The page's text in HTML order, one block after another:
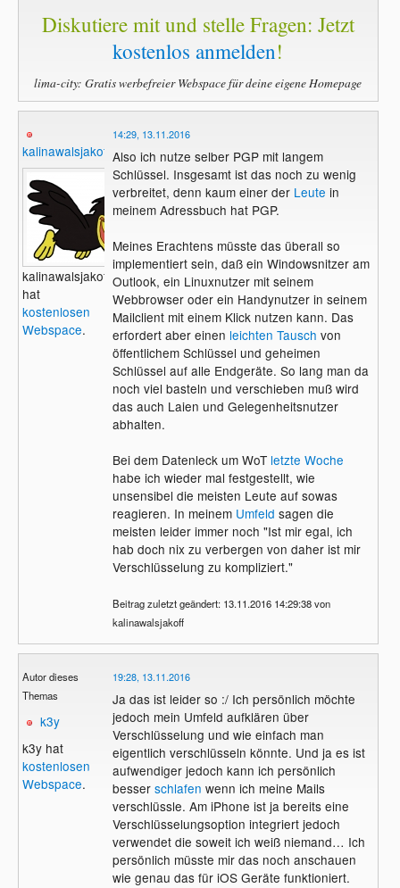
Diskutiere mit und stelle Fragen: Jetzt
kostenlos anmelden!
lima-city: Gratis werbefreier Webspace für deine eigene Homepage
kalinawalsjakoff
kalinawalsjakoff
hat
kostenlosen
Webspace.
14:29, 13.11.2016
Also ich nutze selber PGP mit langem
Schlüssel. Insgesamt ist das noch zu wenig
verbreitet, denn kaum einer der Leute in
meinem Adressbuch hat PGP.
Meines Erachtens müsste das überall so
implementiert sein, daß ein Windowsnitzer am
Outlook, ein Linuxnutzer mit seinem
Webbrowser oder ein Handynutzer in seinem
Mailclient mit einem Klick nutzen kann. Das
erfordert aber einen leichten Tausch von
öffentlichem Schlüssel und geheimen
Schlüssel auf alle Endgeräte. So lang man da
noch viel basteln und verschieben muß wird
das auch Laien und Gelegenheitsnutzer
abhalten.
Bei dem Datenleck um WoT letzte Woche
habe ich wieder mal festgestellt, wie
unsensibel die meisten Leute auf sowas
reagieren. In meinem Umfeld sagen die
meisten leider immer noch "Ist mir egal, ich
hab doch nix zu verbergen von daher ist mir
Verschlüsselung zu kompliziert."
Beitrag zuletzt geändert: 13.11.2016 14:29:38 von
kalinawalsjakoff
Autor dieses
Themas
k3y
k3y hat
kostenlosen
Webspace.
19:28, 13.11.2016
Ja das ist leider so :/ Ich persönlich möchte
jedoch mein Umfeld aufklären über
Verschlüsselung und wie einfach man
eigentlich verschlüsseln könnte. Und ja es ist
aufwendiger jedoch kann ich persönlich
besser schlafen wenn ich meine Mails
verschlüssle. Am iPhone ist ja bereits eine
Verschlüsselungsoption integriert jedoch
verwendet die soweit ich weiß niemand… Ich
persönlich müsste mir das noch anschauen
wie genau das für iOS Geräte funktioniert.